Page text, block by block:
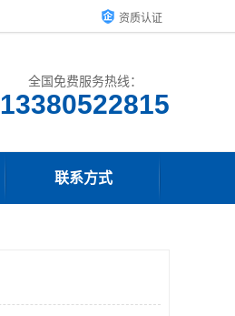
资质认证
全国免费服务热线：
13380522815
联系方式